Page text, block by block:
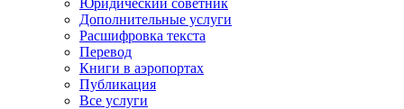
Юридический советник
Дополнительные услуги
Расшифровка текста
Перевод
Книги в аэропортах
Публикация
Все услуги